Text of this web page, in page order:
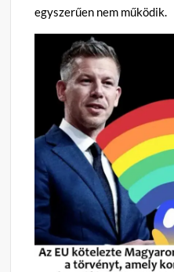
egyszerűen nem működik.